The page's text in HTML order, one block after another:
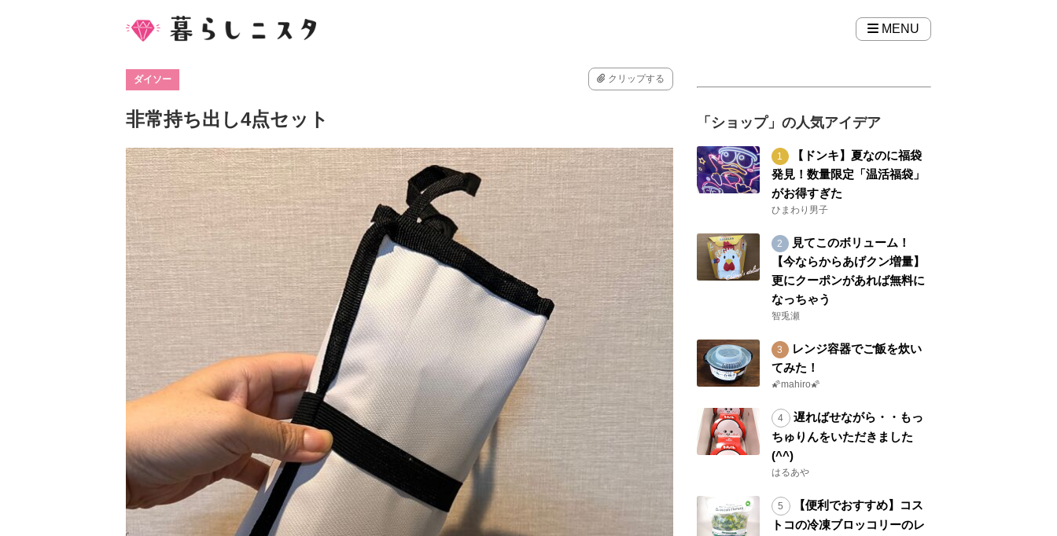
MENU
ダイソー クリップする
非常持ち出し4点セット 「ショップ」の人気アイデア
【ドンキ】夏なのに福袋
発見！数量限定「温活福袋」
がお得すぎた
ひまわり男子
見てこのボリューム！
【今ならからあげクン増量】
更にクーポンがあれば無料に
なっちゃう
智兎瀬
レンジ容器でご飯を炊い
てみた！
🌠mahiro🌠
遅ればせながら・・もっ
ちゅりんをいただきました
(^^)
はるあや
【便利でおすすめ】コス
トコの冷凍ブロッコリーのレ